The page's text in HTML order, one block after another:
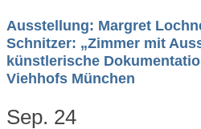
Ausstellung: Margret
Schnitzer: „Zimmer mit
künstlerische
Viehhofs München
Sep. 24